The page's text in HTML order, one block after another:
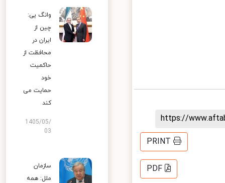
https://
PRINT
PDF
وانگ یی:
چین از
ایران در
محافظت از
حاکمیت
خود
حمایت می
کند
1405/05/
03
سازمان
ملل: همه